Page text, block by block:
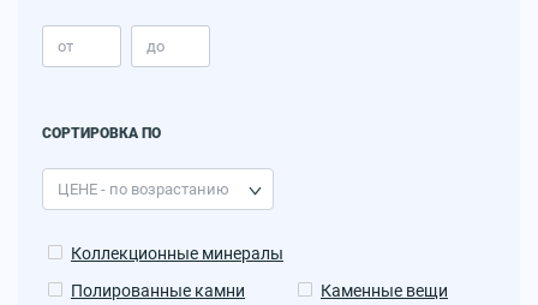
СОРТИРОВКА ПО
Коллекционные минералы
Полированные камни
Каменные вещи